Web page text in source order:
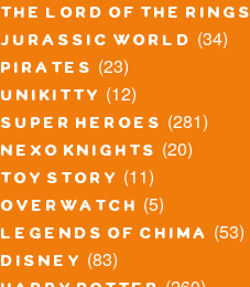
the lord of the rings
jurassic world (34)
pirates (23)
unikitty (12)
super heroes (281)
nexo knights (20)
toy story (11)
overwatch (5)
legends of chima (53)
disney (83)